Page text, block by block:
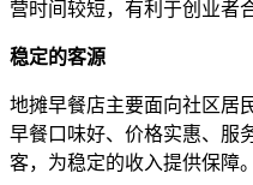
营时间较短，有利于创业者
稳定的客源
地摊早餐店主要面向社区居
早餐口味好、价格实惠、服
客，为稳定的收入提供保障。